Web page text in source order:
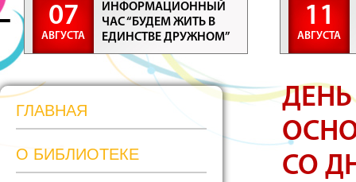
07
АВГУСТА
ИНФОРМАЦИОННЫЙ
ЧАС “БУДЕМ ЖИТЬ В
ЕДИНСТВЕ ДРУЖНОМ”
11
АВГУСТА
ГЛАВНАЯ
О БИБЛИОТЕКЕ
СО